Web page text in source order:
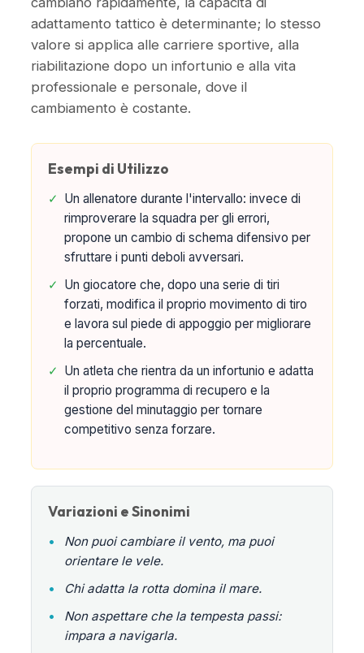
adattamento tattico è determinante; lo stesso
valore si applica alle carriere sportive, alla
riabilitazione dopo un infortunio e alla vita
professionale e personale, dove il
cambiamento è costante.
Esempi di Utilizzo
✓ Un allenatore durante l'intervallo: invece di
rimproverare la squadra per gli errori,
propone un cambio di schema difensivo per
sfruttare i punti deboli avversari.
✓ Un giocatore che, dopo una serie di tiri
forzati, modifica il proprio movimento di tiro
e lavora sul piede di appoggio per migliorare
la percentuale.
✓ Un atleta che rientra da un infortunio e adatta
il proprio programma di recupero e la
gestione del minutaggio per tornare
competitivo senza forzare.
Variazioni e Sinonimi
•
Non puoi cambiare il vento, ma puoi
orientare le vele.
•
Chi adatta la rotta domina il mare.
•
Non aspettare che la tempesta passi:
impara a navigarla.